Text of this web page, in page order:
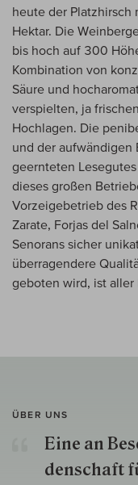
heute der
Hektar. Die
bis hoch auf 300
Kombination von
Säure und
verspielten, ja
Hochlagen. Die
und der aufwändigen
geernteten
dieses großen
Vorzeigebetrieb des
Zarate, Forjas del
Senorans sicher
überragendere
geboten wird, ist aller
ÜBER UNS
Eine an
den­schaft